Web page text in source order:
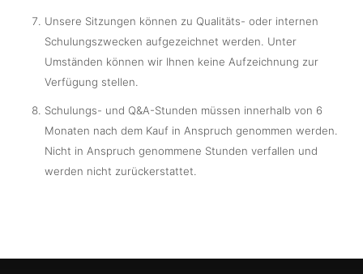
Unsere Sitzungen können zu Qualitäts- oder internen
Schulungszwecken aufgezeichnet werden. Unter
Umständen können wir Ihnen keine Aufzeichnung zur
Verfügung stellen.
Schulungs- und Q&A-Stunden müssen innerhalb von 6
Monaten nach dem Kauf in Anspruch genommen werden.
Nicht in Anspruch genommene Stunden verfallen und
werden nicht zurückerstattet.